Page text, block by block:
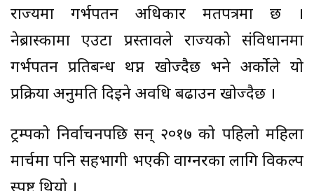
राज्यमा गर्भपतन अधिकार मतपत्रमा छ ।
नेब्रास्कामा एउटा प्रस्तावले राज्यको संविधानमा
गर्भपतन प्रतिबन्ध थप्न खोज्दैछ भने अर्कोले यो
प्रक्रिया अनुमति दिइने अवधि बढाउन खोज्दैछ ।
ट्रम्पको निर्वाचनपछि सन् २०१७ को पहिलो महिला
मार्चमा पनि सहभागी भएकी वाग्नरका लागि विकल्प